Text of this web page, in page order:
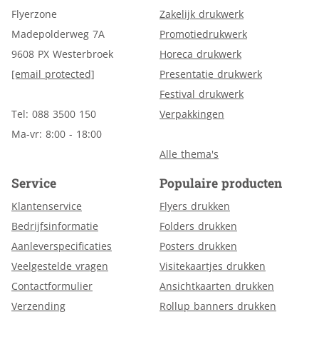
Flyerzone
Madepolderweg 7A
9608 PX Westerbroek
[email protected]
Tel: 088 3500 150
Ma-vr: 8:00 - 18:00
Zakelijk drukwerk
Promotiedrukwerk
Horeca drukwerk
Presentatie drukwerk
Festival drukwerk
Verpakkingen
Alle thema's
Service
Klantenservice
Bedrijfsinformatie
Aanleverspecificaties
Veelgestelde vragen
Contactformulier
Verzending
Populaire producten
Flyers drukken
Folders drukken
Posters drukken
Visitekaartjes drukken
Ansichtkaarten drukken
Rollup banners drukken